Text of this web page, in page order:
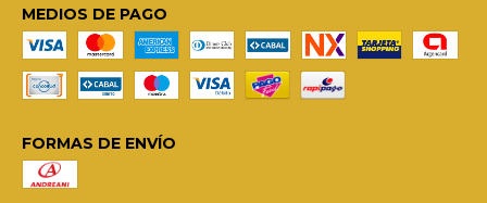
MEDIOS DE PAGO
FORMAS DE ENVÍO